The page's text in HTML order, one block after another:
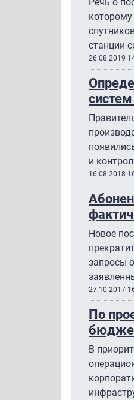
станции
26.08.2019
и
16.08.2018
Новое
запросы
27.10.2017
По
В